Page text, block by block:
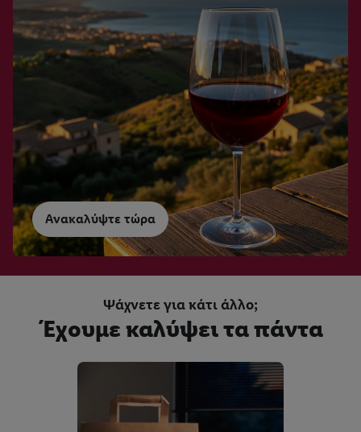
Master of Wine
Weinwissen
3 περιοχές - 3 κρασιά
Bodegas Lecea Master of Wine
Η συντομογραφία του
κρασιού της Ιταλίας
Ανακαλύψτε τώρα
Ψάχνετε για κάτι άλλο;
Έχουμε καλύψει τα πάντα